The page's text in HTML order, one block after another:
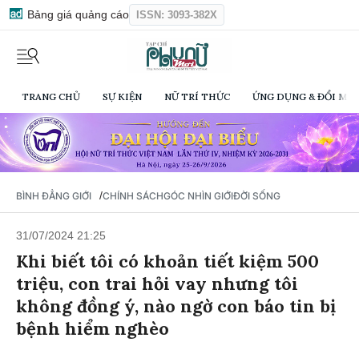
Bảng giá quảng cáo ISSN: 3093-382X
TRANG CHỦ SỰ KIỆN NỮ TRÍ THỨC ỨNG DỤNG & ĐỔI
BÌNH ĐẲNG GIỚI /CHÍNH SÁCHGÓC NHÌN GIỚIĐỜI SỐNG
31/07/2024 21:25
Khi biết tôi có khoản tiết kiệm 500
triệu, con trai hỏi vay nhưng tôi
không đồng ý, nào ngờ con báo tin bị
bệnh hiểm nghèo